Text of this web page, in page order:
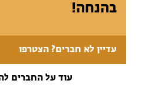
בהנחה!
עדיין לא חברים? הצטרפו
עוד על החברים